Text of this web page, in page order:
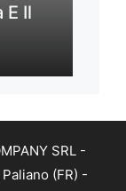
E Il
SRL -
(FR) -